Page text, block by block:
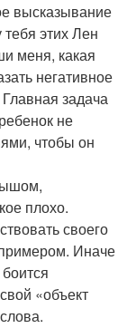
высказывание
тебя этих Лен
меня, какая
негативное
задача
не
чтобы он
плохо.
своего
Иначе
«объект